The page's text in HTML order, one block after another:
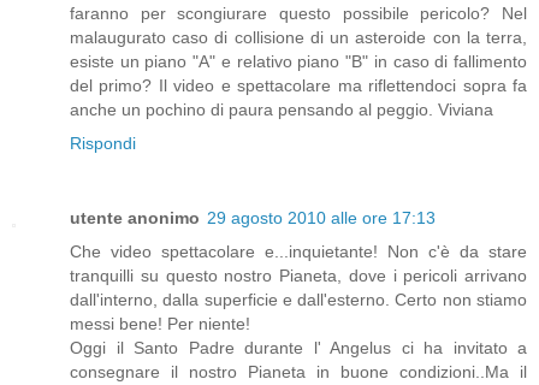
faranno per scongiurare questo possibile pericolo? Nel
malaugurato caso di collisione di un asteroide con la terra,
esiste un piano "A" e relativo piano "B" in caso di fallimento
del primo? Il video e spettacolare ma riflettendoci sopra fa
anche un pochino di paura pensando al peggio. Viviana
Rispondi
utente anonimo 29 agosto 2010 alle ore 17:13
Che video spettacolare e...inquietante! Non c'è da stare
tranquilli su questo nostro Pianeta, dove i pericoli arrivano
dall'interno, dalla superficie e dall'esterno. Certo non stiamo
messi bene! Per niente!
Oggi il Santo Padre durante l' Angelus ci ha invitato a
consegnare il nostro Pianeta in buone condizioni..Ma il